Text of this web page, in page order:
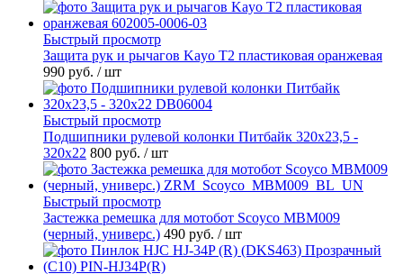
Быстрый просмотр
Защита рук и рычагов Kayo T2 пластиковая оранжевая
990 руб. / шт
Быстрый просмотр
Подшипники рулевой колонки Питбайк 320x23,5 -
320x22 800 руб. / шт
Быстрый просмотр
Застежка ремешка для мотобот Scoyco MBM009
(черный, универс.) 490 руб. / шт